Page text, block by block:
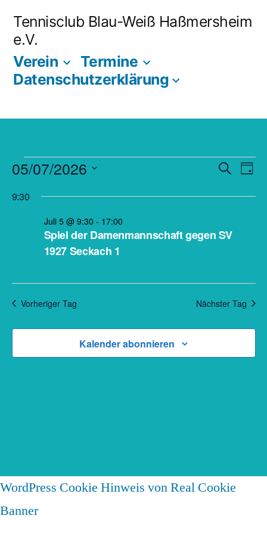
Inhalt
springen
Tennisclub Blau-Weiß Haßmersheim
e.V.
Verein
Termine
Datenschutzerklärung
Veranstaltungen
für
Juli,
2026
und
SucheTag
05/07/2026
Datum
9:30
Spiel der Damenmannschaft gegen SV
1927 Seckach 1
Juli 5 @ 9:30 - 17:00
Vorheriger Tag Nächster Tag
Kalender abonnieren
WordPress Cookie Hinweis von Real Cookie
Banner